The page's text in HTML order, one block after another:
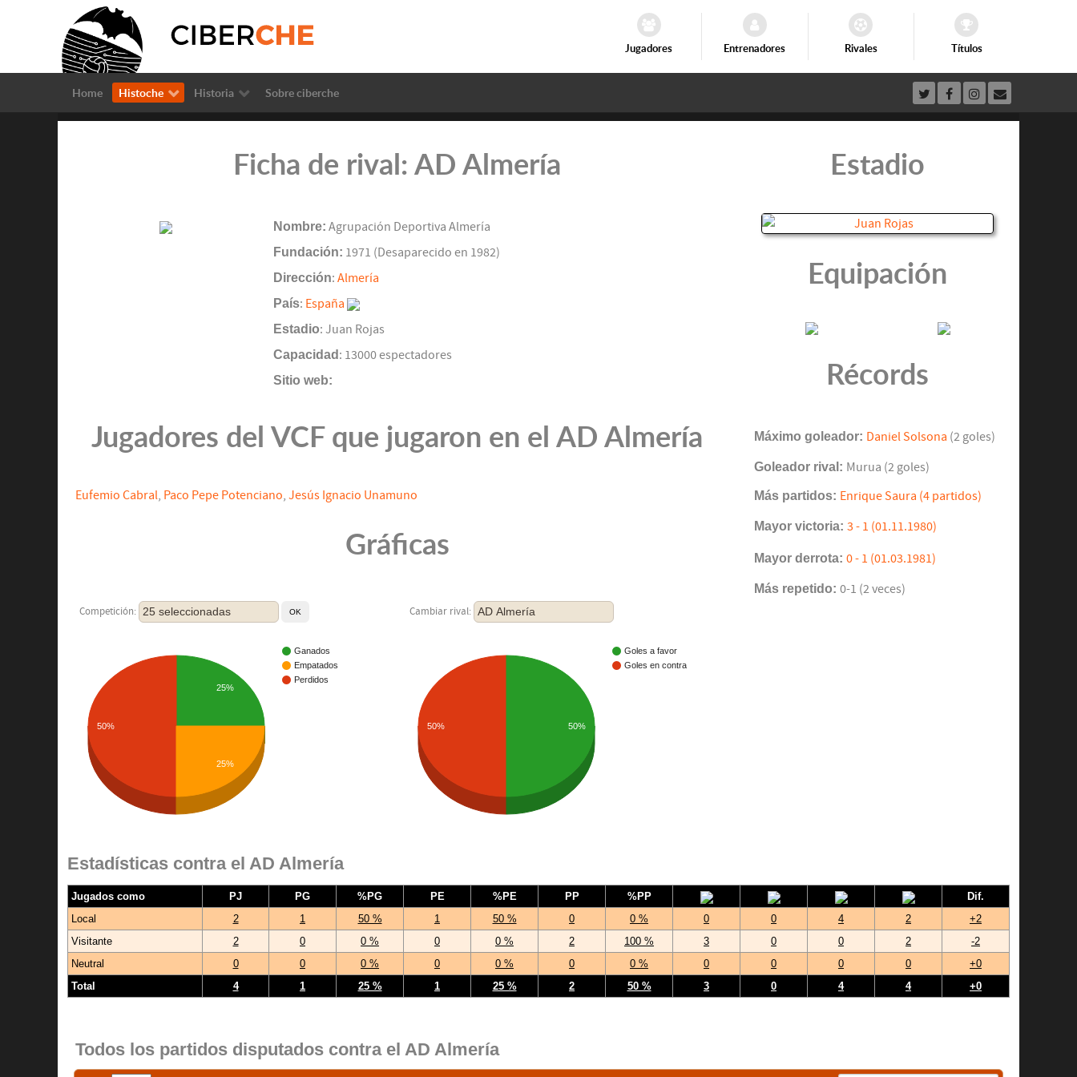
Jugadores Entrenadores Rivales Títulos
Home Histoche Historia Sobre ciberche
Ficha de rival: AD Almería
Nombre: Agrupación Deportiva Almería
Fundación: 1971 (Desaparecido en 1982)
Dirección: Almería
País: España
Estadio: Juan Rojas
Capacidad : 13000 espectadores
Sitio web:
Jugadores del VCF que jugaron en el AD Almería
Eufemio Cabral, Paco Pepe Potenciano, Jesús Ignacio Unamuno
Gráficas
Competición: 25 seleccionadas Cambiar rival: AD Almería
Ganados
Empatados
Perdidos
25%
50%
25%
Goles a favor
Goles en contra
50% 50%
Estadio
Equipación
Récords
Máximo goleador: Daniel Solsona (2 goles)
Goleador rival: Murua (2 goles)
Más partidos: Enrique Saura (4 partidos)
Mayor victoria: 3 - 1 (01.11.1980)
Mayor derrota: 0 - 1 (01.03.1981)
Más repetido: 0-1 (2 veces)
Estadísticas contra el AD Almería
Jugados como PJ PG %PG PE %PE PP %PP
Dif.
Local
2 1 50 % 1 50 % 0 0 % 0 0 4 2
+2
Visitante
2 0 0 % 0 0 % 2 100 % 3 0 0 2
-2
Neutral
0 0 0 % 0 0 % 0 0 % 0 0 0 0
+0
Total
4 1 25 % 1 25 % 2 50 % 3 0 4 4 +0
Todos los partidos disputados contra el AD Almería